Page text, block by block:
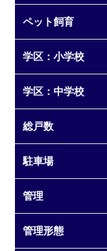
ペット飼育
学区：小学校
学区：中学校
総戸数
駐車場
管理
管理形態